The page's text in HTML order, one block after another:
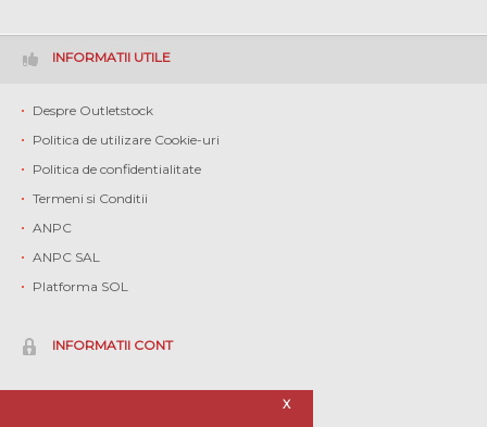
X
INFORMATII UTILE
Despre Outletstock
Politica de utilizare Cookie-uri
Politica de confidentialitate
Termeni si Conditii
ANPC
ANPC SAL
Platforma SOL
INFORMATII CONT